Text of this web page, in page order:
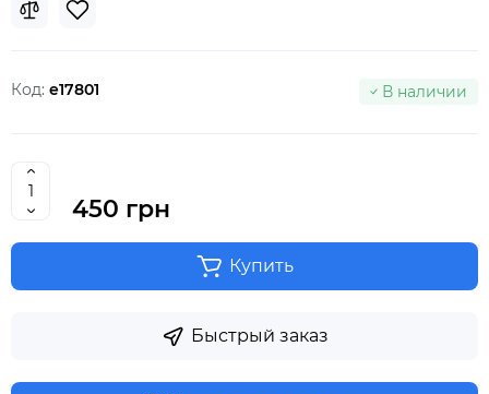
Код: e17801 В наличии
450 грн
Купить
Быстрый заказ